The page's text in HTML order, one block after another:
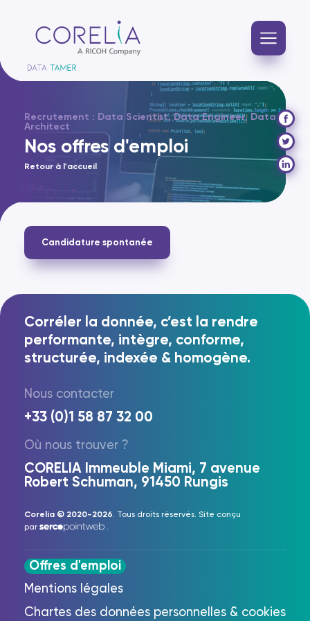
Recrutement : Data Scientist, Data Engineer, Data
Architect
Nos offres d'emploi
Retour à l'accueil
Candidature spontanée
Corelia © 2020-2026. Tous droits réservés. Site conçu
par
.
Corréler la donnée, c’est la rendre
performante, intègre, conforme,
structurée, indexée & homogène.
Nous contacter
+33 (0)1 58 87 32 00
Où nous trouver ?
CORELIA Immeuble Miami, 7 avenue
Robert Schuman, 91450 Rungis
Offres d'emploi
Mentions légales
Chartes des données personnelles & cookies